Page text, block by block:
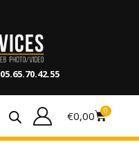
05.65.70.42.55
€0,00 0